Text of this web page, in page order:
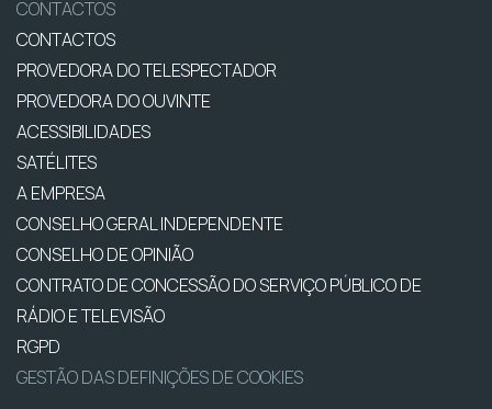
CONTACTOS
CONTACTOS
PROVEDORA DO TELESPECTADOR
PROVEDORA DO OUVINTE
ACESSIBILIDADES
SATÉLITES
A EMPRESA
CONSELHO GERAL INDEPENDENTE
CONSELHO DE OPINIÃO
CONTRATO DE CONCESSÃO DO SERVIÇO PÚBLICO DE
RÁDIO E TELEVISÃO
RGPD
GESTÃO DAS DEFINIÇÕES DE COOKIES